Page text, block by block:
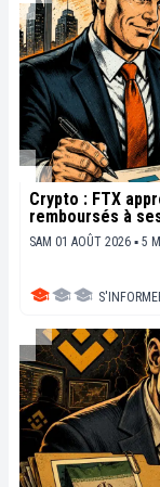
Crypto : FTX
remboursés à
SAM 01 AOÛT 2026 ▪ 5